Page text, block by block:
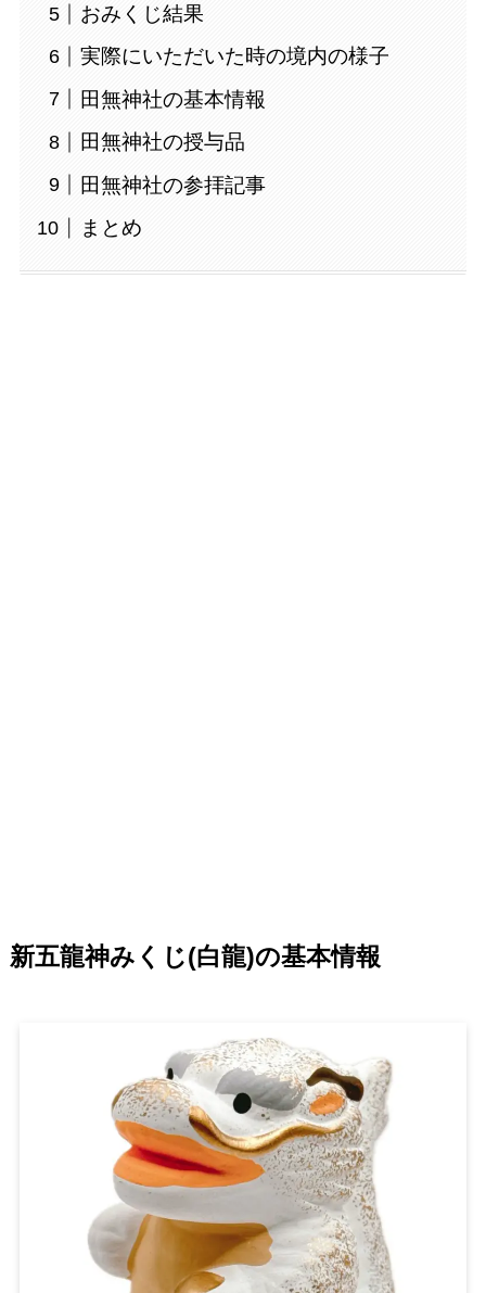
おみくじ結果
実際にいただいた時の境内の様子
田無神社の基本情報
田無神社の授与品
田無神社の参拝記事
まとめ
新五龍神みくじ(白龍)の基本情報